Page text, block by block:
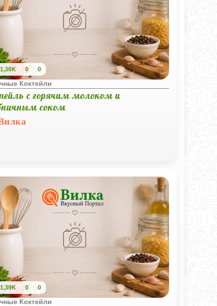
1,30K 0 0
Коктейли
с горячим молоком и
соком
1,39K 0 0
Коктейли